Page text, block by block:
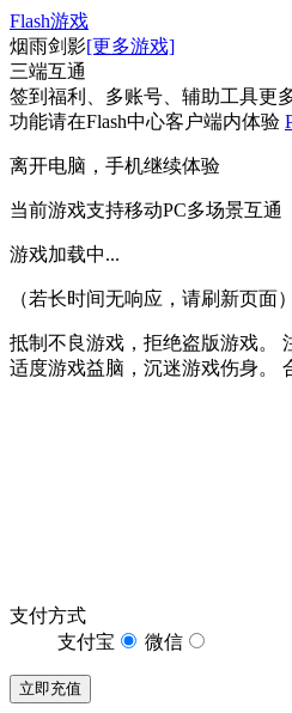
Flash游戏
烟雨剑影[更多游戏]
三端互通
签到福利、多账号、辅助工具更
功能请在Flash中心客户端内体验
离开电脑，手机继续体验
当前游戏支持移动PC多场景互通
游戏加载中...
（若长时间无响应，请刷新页面）
抵制不良游戏，拒绝盗版游戏。
适度游戏益脑，沉迷游戏伤身。
支付方式
支付宝
微信